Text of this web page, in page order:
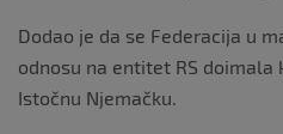
Dodao je da se Federacija u
odnosu na entitet RS doimala
Istočnu Njemačku.